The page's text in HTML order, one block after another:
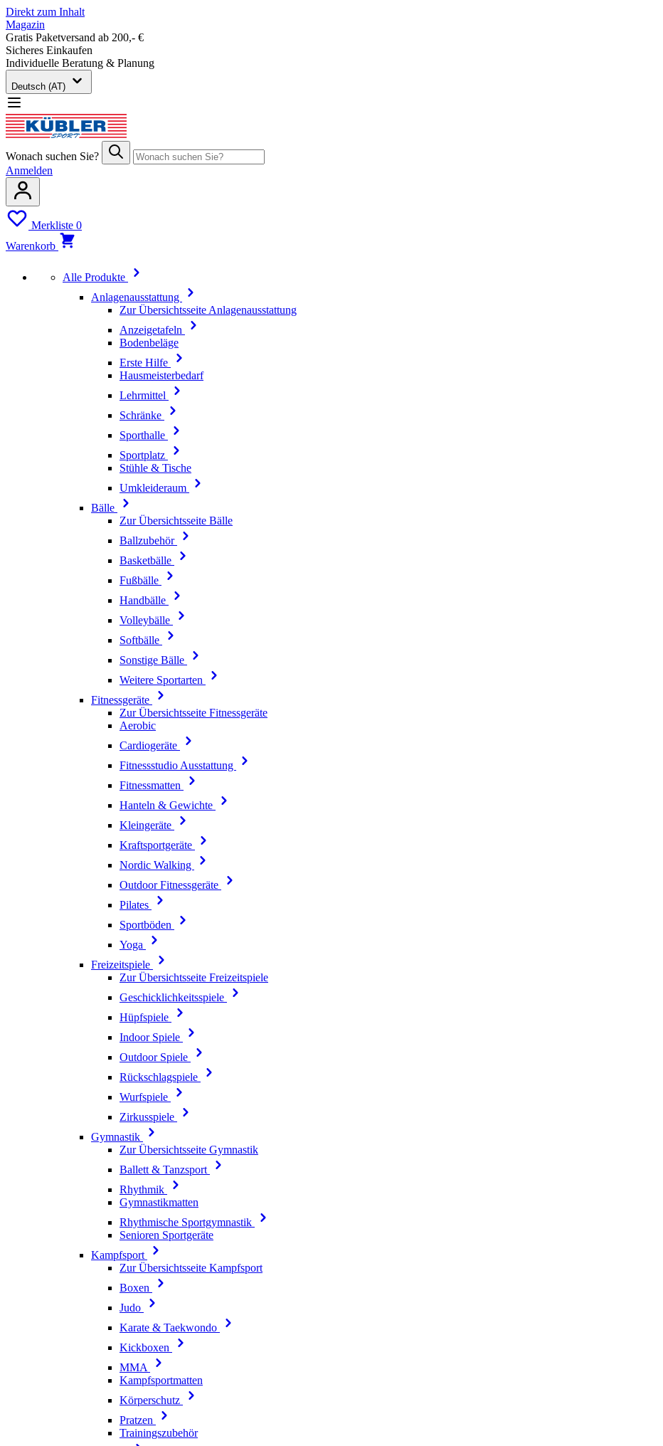
Direkt zum Inhalt
Magazin
Gratis Paketversand ab 200,- €
Sicheres Einkaufen
Individuelle Beratung & Planung
Deutsch (AT)
Wonach suchen Sie?
Anmelden
Merkliste 0
Warenkorb
Alle Produkte
Anlagenausstattung
Zur Übersichtsseite Anlagenausstattung
Anzeigetafeln
Bodenbeläge
Erste Hilfe
Hausmeisterbedarf
Lehrmittel
Schränke
Sporthalle
Sportplatz
Stühle & Tische
Umkleideraum
Bälle
Zur Übersichtsseite Bälle
Ballzubehör
Basketbälle
Fußbälle
Handbälle
Volleybälle
Softbälle
Sonstige Bälle
Weitere Sportarten
Fitnessgeräte
Zur Übersichtsseite Fitnessgeräte
Aerobic
Cardiogeräte
Fitnessstudio Ausstattung
Fitnessmatten
Hanteln & Gewichte
Kleingeräte
Kraftsportgeräte
Nordic Walking
Outdoor Fitnessgeräte
Pilates
Sportböden
Yoga
Freizeitspiele
Zur Übersichtsseite Freizeitspiele
Geschicklichkeitsspiele
Hüpfspiele
Indoor Spiele
Outdoor Spiele
Rückschlagspiele
Wurfspiele
Zirkusspiele
Gymnastik
Zur Übersichtsseite Gymnastik
Ballett & Tanzsport
Rhythmik
Gymnastikmatten
Rhythmische Sportgymnastik
Senioren Sportgeräte
Kampfsport
Zur Übersichtsseite Kampfsport
Boxen
Judo
Karate & Taekwondo
Kickboxen
MMA
Kampfsportmatten
Körperschutz
Pratzen
Trainingszubehör